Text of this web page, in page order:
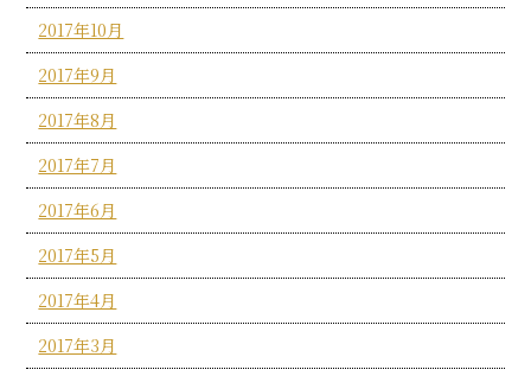
2017年10月
2017年9月
2017年8月
2017年7月
2017年6月
2017年5月
2017年4月
2017年3月